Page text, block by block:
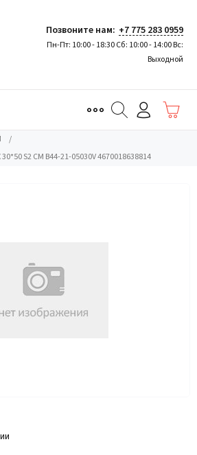
Позвоните нам: +7 775 283 0959
Пн-Пт: 10:00 - 18:30 Сб: 10:00 - 14:00 Вс:
Выходной
/
S2 CM B44-21-05030V 4670018638814